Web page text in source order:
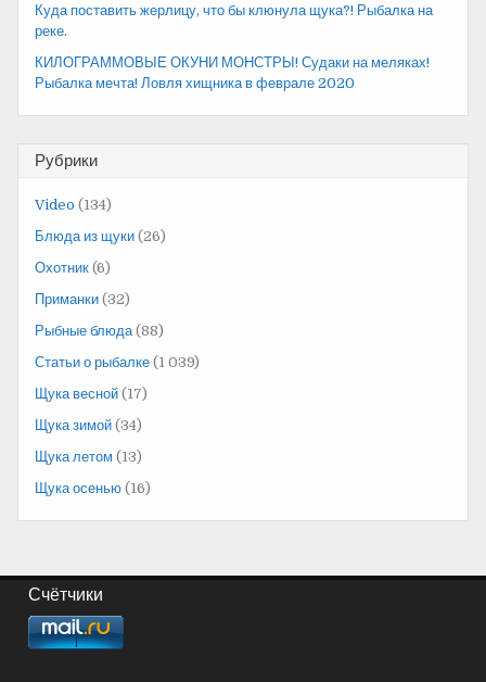
Куда поставить жерлицу, что бы клюнула щука?! Рыбалка на
реке.
КИЛОГРАММОВЫЕ ОКУНИ МОНСТРЫ! Судаки на меляках!
Рыбалка мечта! Ловля хищника в феврале 2020
Рубрики
Video (134)
Блюда из щуки (26)
Охотник (6)
Приманки (32)
Рыбные блюда (88)
Статьи о рыбалке (1 039)
Щука весной (17)
Щука зимой (34)
Щука летом (13)
Щука осенью (16)
Счётчики